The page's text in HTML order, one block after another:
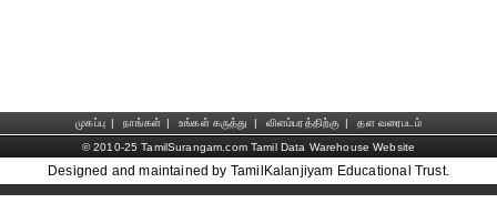
முகப்பு | நாங்கள் | உங்கள் கருத்து | விளம்பரத்திற்கு |
தள வரைபடம்
© 2010-25 TamilSurangam.com Tamil Data Warehouse Website
Designed and maintained by TamilKalanjiyam Educational Trust.